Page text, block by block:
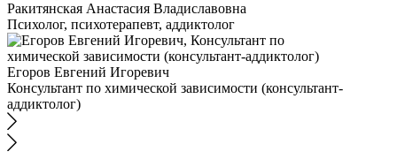
Ракитянская Анастасия Владиславовна
Психолог, психотерапевт, аддиктолог
Егоров Евгений Игоревич
Консультант по химической зависимости (консультант-
аддиктолог)